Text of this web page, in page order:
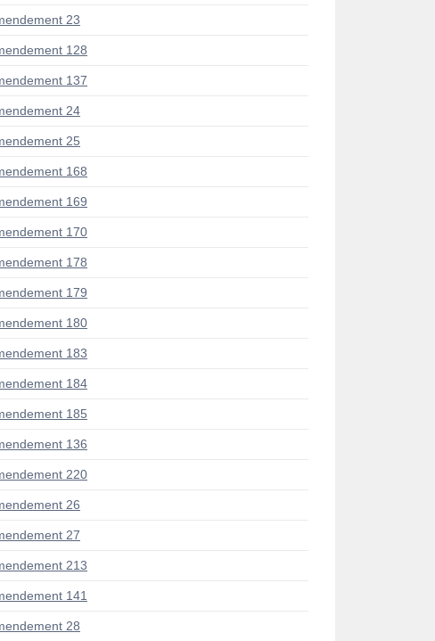
23
128
137
24
25
168
169
170
178
179
180
183
184
185
136
220
26
27
213
141
28